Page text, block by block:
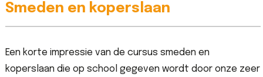
Smeden en koperslaan
Een korte impressie van de cursus smeden en
koperslaan die op school gegeven wordt door onze zeer